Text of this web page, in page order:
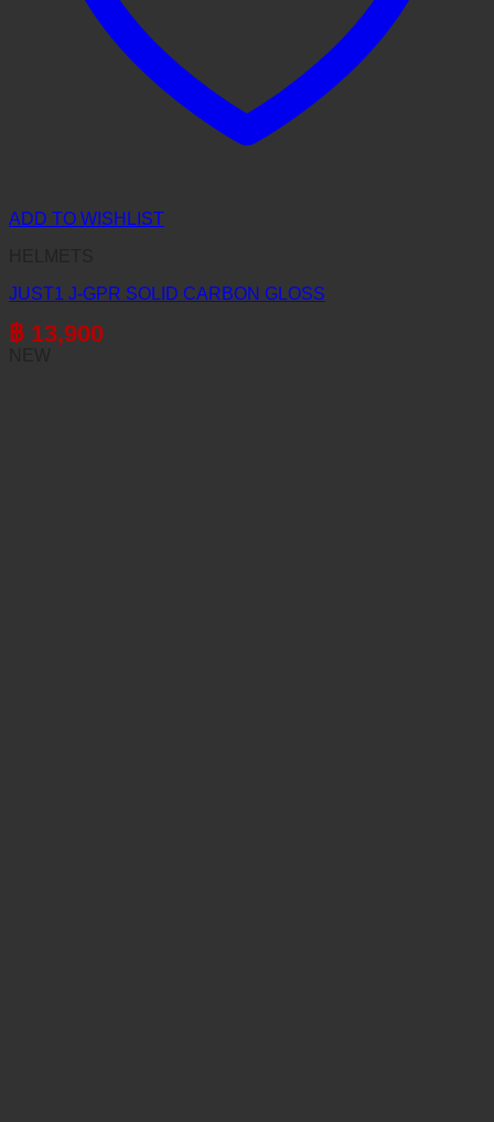
ADD TO WISHLIST
JUST1 J-GPR SOLID CARBON GLOSS
฿ 13,900